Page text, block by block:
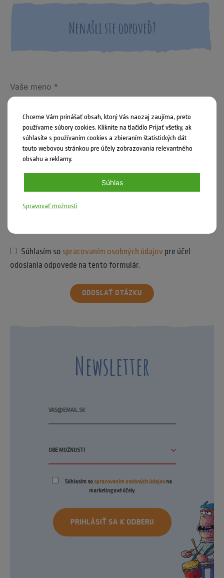
Nenašli ste odpoveď?
Súhlasím so spracovaním osobných údajov pre účel
odoslania odpovede na tento formulár.
ODOSLAŤ OTÁZKU
Newsletter
Súhlasím so spracovaním osobných údajovna
marketingové účely.
PRIHLÁSIŤ SA K ODBERU
Chceme Vám prinášať obsah, ktorý Vás naozaj zaujíma, preto
používame súbory cookies. Kliknite na tlačidlo Prijať všetky, ak
súhlasíte s používaním cookies a zbieraním štatistických dát
touto webovou stránkou pre účely zobrazovania relevantného
obsahu a reklamy.
Súhlas
Spravovať možnosti